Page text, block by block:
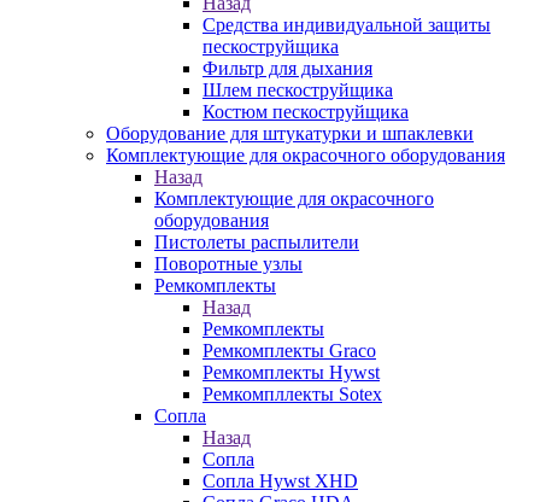
Средства индивидуальной защиты
пескоструйщика
Фильтр для дыхания
Шлем пескоструйщика
Костюм пескоструйщика
Оборудование для штукатурки и шпаклевки
Комплектующие для окрасочного оборудования
Назад
Комплектующие для окрасочного
оборудования
Пистолеты распылители
Поворотные узлы
Ремкомплекты
Назад
Ремкомплекты
Ремкомплекты Graco
Ремкомплекты Hywst
Ремкомпллекты Sotex
Сопла
Назад
Сопла
Сопла Hywst XHD